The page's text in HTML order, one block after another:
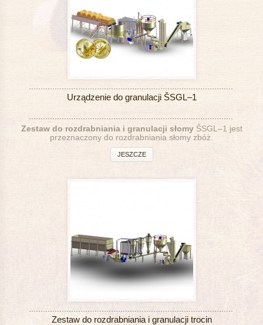
Urządzenie do granulacji ŠSGL–1
Zestaw do rozdrabniania i granulacji słomy ŠSGL–1 jest
przeznaczony do rozdrabniania słomy zbóż.
JESZCZE
Zestaw do rozdrabniania i granulacji trocin